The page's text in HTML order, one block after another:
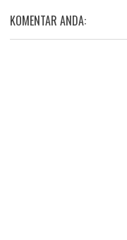
KOMENTAR ANDA: